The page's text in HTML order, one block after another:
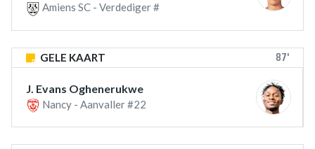
Amiens SC - Verdediger #
GELE KAART 87'
J. Evans Oghenerukwe
Nancy - Aanvaller #22